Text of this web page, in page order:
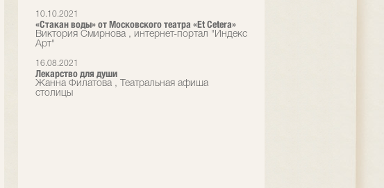
10.10.2021
«Стакан воды» от Московского театра «Et Cetera»
Виктория Смирнова , интернет-портал "Индекс
Арт"
16.08.2021
Лекарство для души
Жанна Филатова , Театральная афиша
столицы